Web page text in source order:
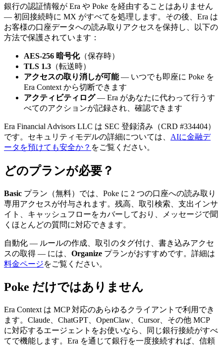
銀行の認証情報が Era や Poke を経由することはありません
— 初回接続時に MX がすべてを処理します。その後、Era は
お客様の口座データへの読み取りアクセスを保持し、以下の
方法で保護されています：
AES-256 暗号化（保存時）
TLS 1.3 （転送時）
アクセスの取り消しが可能— いつでも即座に Poke を
Era Context から切断できます
アクティビティログ— Era があなたに代わって行うす
べてのアクションが記録され、確認できます
Era Financial Advisors LLC は SEC 登録済み（CRD #334404）
です。セキュリティモデルの詳細については、 AIに金融デ
ータを預けても安全か？ をご覧ください。
どのプランが必要？
Basic プラン（無料）では、Poke に 2 つの口座への読み取り
専用アクセスが付与されます。残高、取引検索、支出インサ
イト、キャッシュフローをカバーしており、メッセージで聞
くほとんどの質問に対応できます。
自動化 — ルールの作成、取引のタグ付け、書き込みアクセ
スの取得 — には、 Organize プランがおすすめです。詳細は
料金ページをご覧ください。
Poke だけではありません
Era Context は MCP 対応のあらゆるクライアントで利用でき
ます。Claude、ChatGPT、OpenClaw、Cursor、その他 MCP
に対応するエージェントをお使いなら、同じ銀行接続がすべ
てで機能します。Era を通じて銀行を一度接続すれば、信頼